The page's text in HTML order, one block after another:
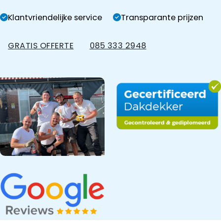
Klantvriendelijke service Transparante prijzen
GRATIS OFFERTE 085 333 2948